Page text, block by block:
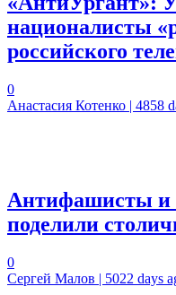
националисты
российского
0
Анастасия Котенко | 4858
Антифашисты и
поделили
0
Сергей Малов | 5022 days